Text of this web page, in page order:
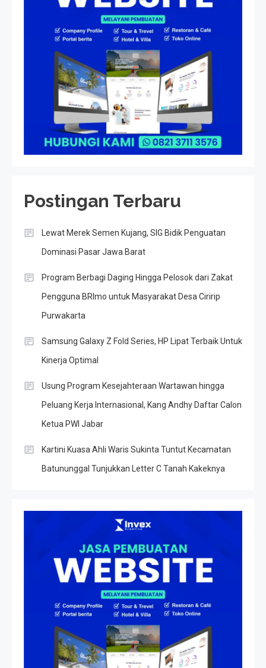
Postingan Terbaru
Lewat Merek Semen Kujang, SIG Bidik Penguatan
Dominasi Pasar Jawa Barat
Program Berbagi Daging Hingga Pelosok dari Zakat
Pengguna BRImo untuk Masyarakat Desa Ciririp
Purwakarta
Samsung Galaxy Z Fold Series, HP Lipat Terbaik Untuk
Kinerja Optimal
Usung Program Kesejahteraan Wartawan hingga
Peluang Kerja Internasional, Kang Andhy Daftar Calon
Ketua PWI Jabar
Kartini Kuasa Ahli Waris Sukinta Tuntut Kecamatan
Batununggal Tunjukkan Letter C Tanah Kakeknya